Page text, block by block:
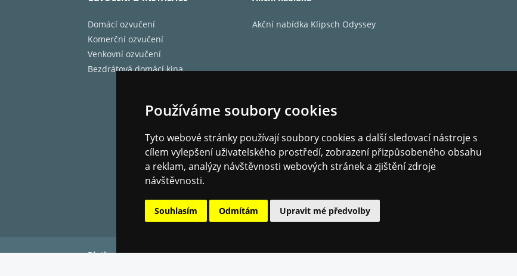
Používáme soubory cookies
Tyto webové stránky používají soubory cookies a další sledovací nástroje s
cílem vylepšení uživatelského prostředí, zobrazení přizpůsobeného obsahu
a reklam, analýzy návštěvnosti webových stránek a zjištění zdroje
návštěvnosti.
Souhlasím Odmítám Upravit mé předvolby
Domácí ozvučení
Komerční ozvučení
Venkovní ozvučení
Bezdrátová domácí kina
Akční nabídka Klipsch Odyssey
Platba